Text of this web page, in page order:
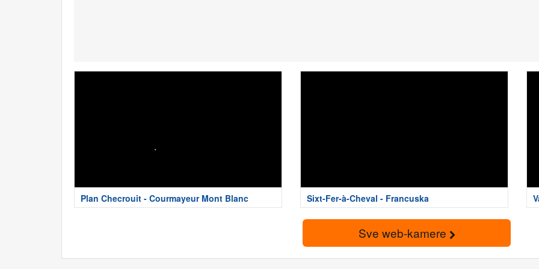
Plan Checrouit - Courmayeur Mont Blanc Sixt-Fer-à-Cheval - Francuska
Sve web-kamere